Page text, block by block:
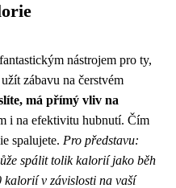
nástrojem pro ty,
zábavu na čerstvém
má přímý vliv na
i na efektivitu hubnutí. Čím
spalujete. Pro představu:
spálit tolik kalorií jako běh
kalorií v závislosti na vaší